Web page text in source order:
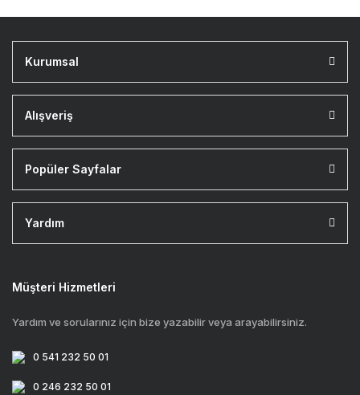
Kurumsal
Alışveriş
Popüler Sayfalar
Yardım
Müşteri Hizmetleri
Yardım ve sorularınız için bize yazabilir veya arayabilirsiniz.
0 541 232 50 01
0 246 232 50 01